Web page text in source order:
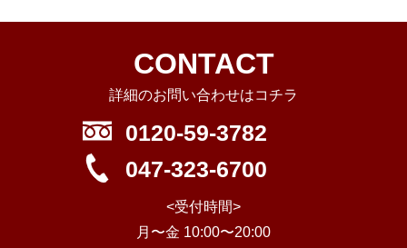
CONTACT
詳細のお問い合わせはコチラ
0120-59-3782
047-323-6700
<受付時間>
月〜金 10:00〜20:00